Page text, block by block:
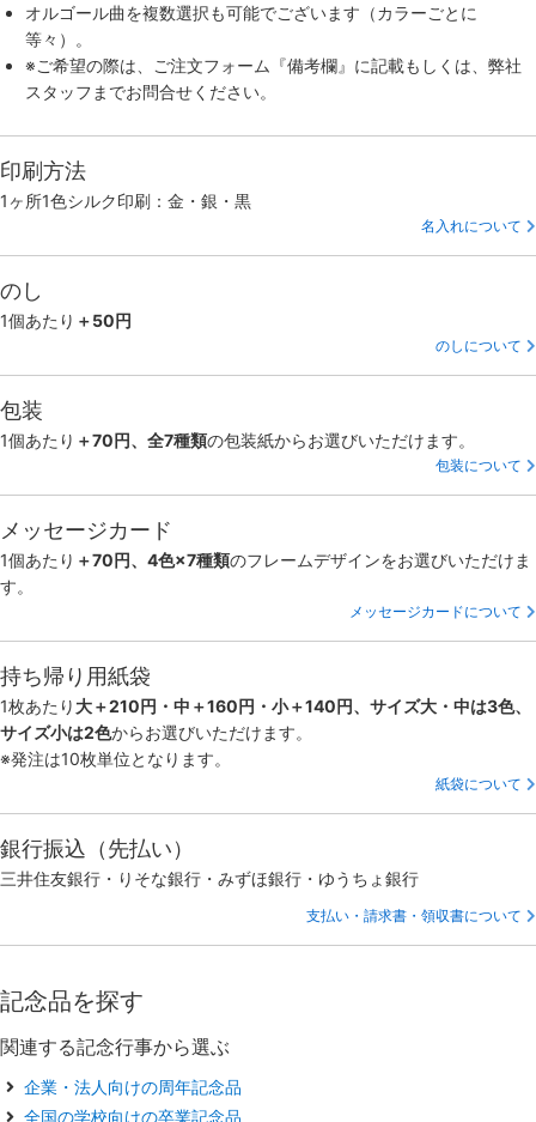
オルゴール曲を複数選択も可能でございます（カラーごとに
等々）。
※ご希望の際は、ご注文フォーム『備考欄』に記載もしくは、弊社
スタッフまでお問合せください。
印刷方法
1ヶ所1色シルク印刷：金・銀・黒
名入れについて
のし
1個あたり ＋50円
のしについて
包装
1個あたり ＋70円、全7種類の包装紙からお選びいただけます。
包装について
メッセージカード
1個あたり ＋70円、4色×7種類のフレームデザインをお選びいただけま
す。
メッセージカードについて
持ち帰り用紙袋
1枚あたり 大＋210円・中＋160円・小＋140円、サイズ大・中は3色、
サイズ小は2色からお選びいただけます。
※発注は10枚単位となります。
紙袋について
銀行振込（先払い）
三井住友銀行・りそな銀行・みずほ銀行・ゆうちょ銀行
支払い・請求書・領収書について
記念品を探す
関連する記念行事から選ぶ
企業・法人向けの周年記念品
全国の学校向けの卒業記念品